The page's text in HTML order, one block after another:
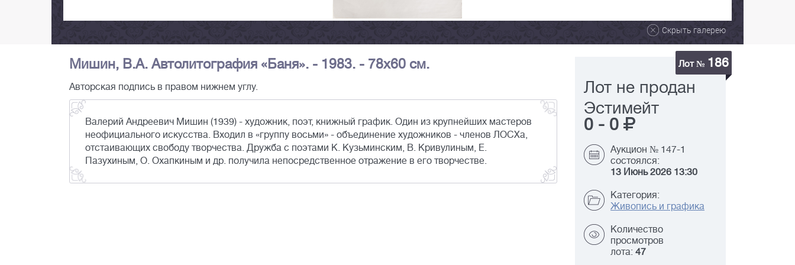
Скрыть галерею
Мишин, В.А. Автолитография «Баня». - 1983. - 78х60 см.
Авторская подпись в правом нижнем углу.
Валерий Андреевич Мишин (1939) - художник, поэт, книжный график. Один из крупнейших мастеров
неофициального искусства. Входил в «группу восьми» - объединение художников - членов ЛОСХа,
отстаивающих свободу творчества. Дружба с поэтами К. Кузьминским, В. Кривулиным, Е.
Пазухиным, О. Охапкиным и др. получила непосредственное отражение в его творчестве.
Лот № 186
Лот не продан
Эстимейт
0 - 0
Аукцион № 147-1
состоялся:
13 Июнь 2026 13:30
Категория:
Живопись и графика
Количество
просмотров
лота: 47